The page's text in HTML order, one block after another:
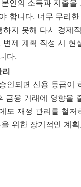
인의 소득과 지출을
합니다. 너무 무리
하지 못해 다시 경제
변제 계획 작성 시 현
다.
리
인되면 신용 등급이
금융 거래에 영향을
도 재정 관리를 철저
위한 장기적인 계